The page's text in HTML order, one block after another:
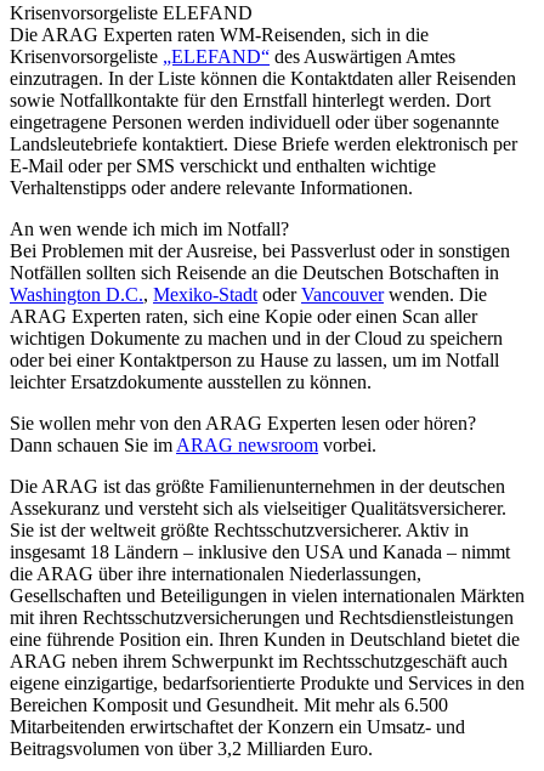
Krisenvorsorgeliste ELEFAND
Die ARAG Experten raten WM-Reisenden, sich in die
Krisenvorsorgeliste „ELEFAND“ des Auswärtigen Amtes
einzutragen. In der Liste können die Kontaktdaten aller Reisenden
sowie Notfallkontakte für den Ernstfall hinterlegt werden. Dort
eingetragene Personen werden individuell oder über sogenannte
Landsleutebriefe kontaktiert. Diese Briefe werden elektronisch per
E-Mail oder per SMS verschickt und enthalten wichtige
Verhaltenstipps oder andere relevante Informationen.
An wen wende ich mich im Notfall?
Bei Problemen mit der Ausreise, bei Passverlust oder in sonstigen
Notfällen sollten sich Reisende an die Deutschen Botschaften in
Washington D.C., Mexiko-Stadt oderVancouverwenden. Die
ARAG Experten raten, sich eine Kopie oder einen Scan aller
wichtigen Dokumente zu machen und in der Cloud zu speichern
oder bei einer Kontaktperson zu Hause zu lassen, um im Notfall
leichter Ersatzdokumente ausstellen zu können.
Sie wollen mehr von den ARAG Experten lesen oder hören?
Dann schauen Sie im ARAG newsroom vorbei.
Die ARAG ist das größte Familienunternehmen in der deutschen
Assekuranz und versteht sich als vielseitiger Qualitätsversicherer.
Sie ist der weltweit größte Rechtsschutzversicherer. Aktiv in
insgesamt 18 Ländern – inklusive den USA und Kanada – nimmt
die ARAG über ihre internationalen Niederlassungen,
Gesellschaften und Beteiligungen in vielen internationalen Märkten
mit ihren Rechtsschutzversicherungen und Rechtsdienstleistungen
eine führende Position ein. Ihren Kunden in Deutschland bietet die
ARAG neben ihrem Schwerpunkt im Rechtsschutzgeschäft auch
eigene einzigartige, bedarfsorientierte Produkte und Services in den
Bereichen Komposit und Gesundheit. Mit mehr als 6.500
Mitarbeitenden erwirtschaftet der Konzern ein Umsatz- und
Beitragsvolumen von über 3,2 Milliarden Euro.